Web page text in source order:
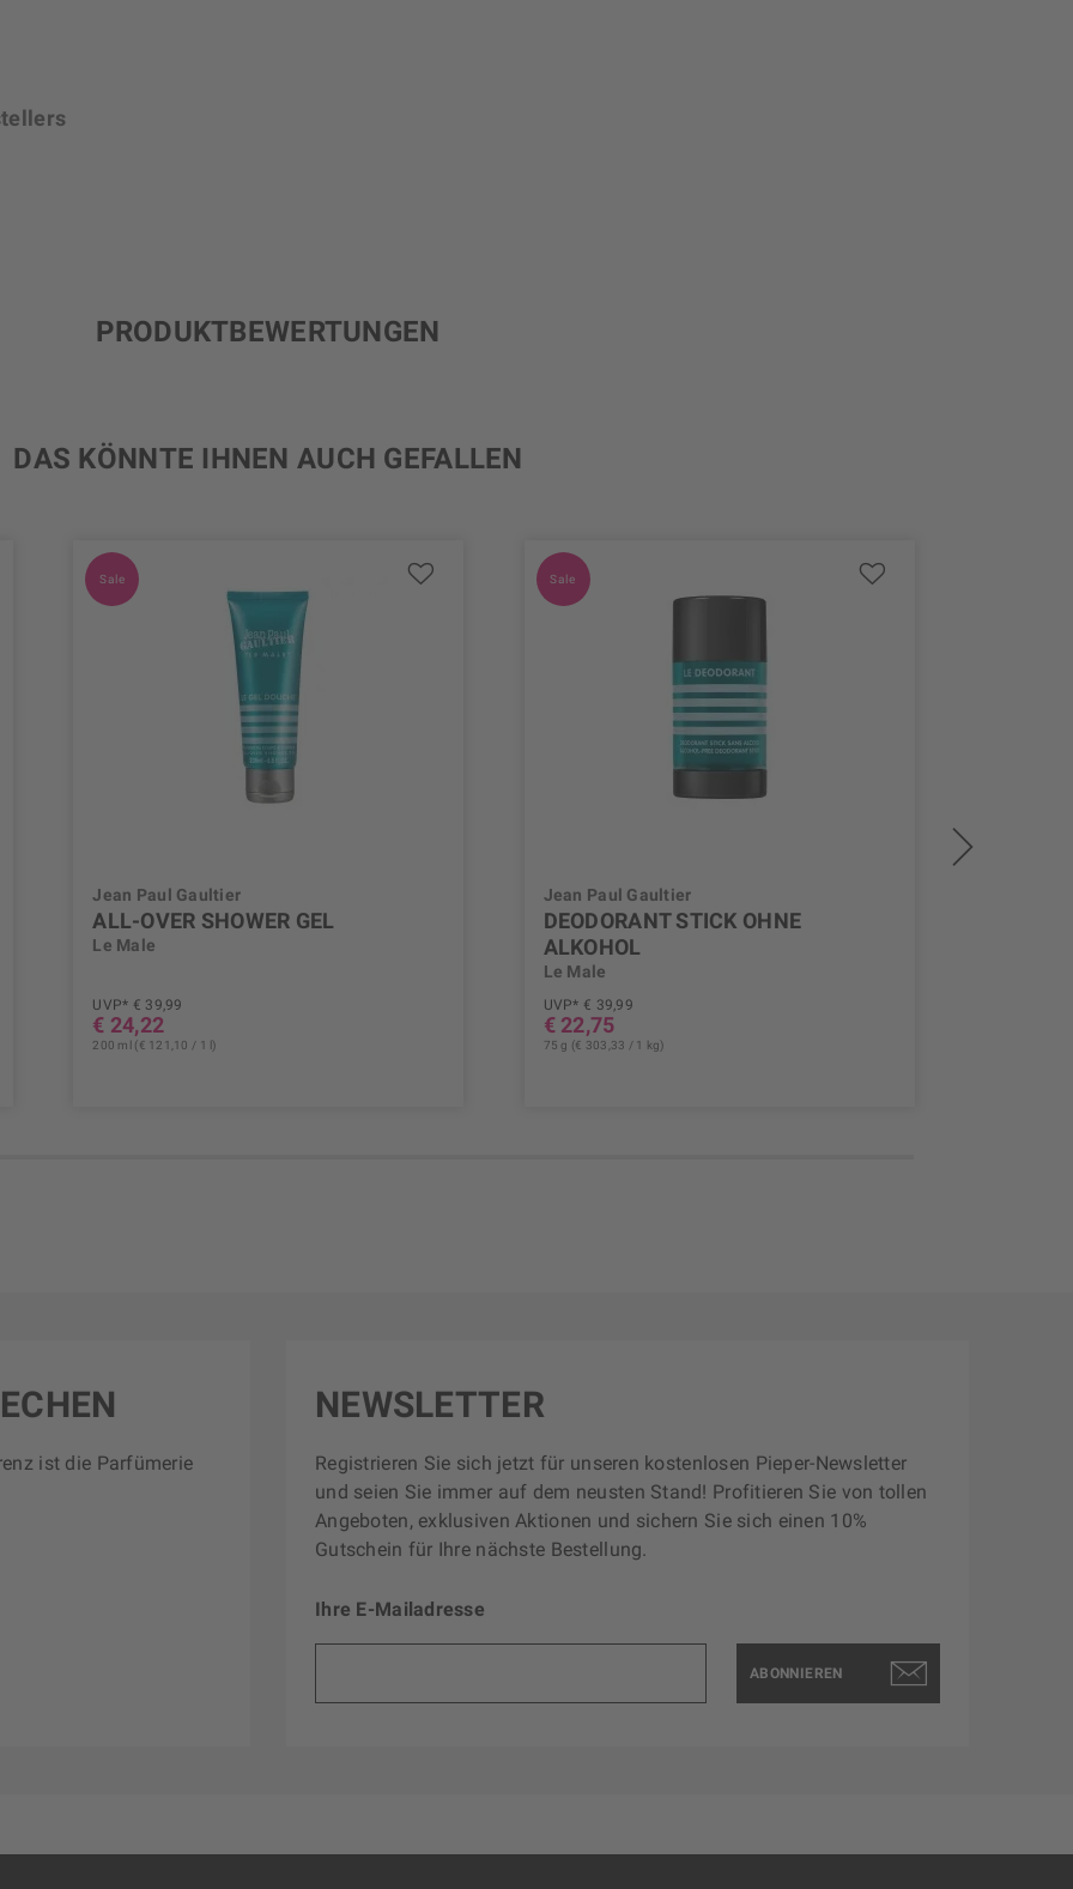
PRODUKTBEWERTUNGEN
DAS KÖNNTE IHNEN AUCH GEFALLEN
Sale
Jean Paul Gaultier
ALL-OVER SHOWER GEL
Le Male
UVP* € 39,99
€ 24,22
200 ml (€ 121,10 / 1 l)
Sale
Jean Paul Gaultier
DEODORANT STICK OHNE
ALKOHOL
Le Male
UVP* € 39,99
€ 22,75
75 g (€ 303,33 / 1 kg)
NEWSLETTER
Registrieren Sie sich jetzt für unseren kostenlosen Pieper-Newsletter
und seien Sie immer auf dem neusten Stand! Profitieren Sie von tollen
Angeboten, exklusiven Aktionen und sichern Sie sich einen 10%
Gutschein für Ihre nächste Bestellung.
Ihre E-Mailadresse
ABONNIEREN
ist die Parfümerie